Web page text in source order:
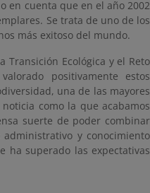
en cuenta que en el año 2002
Se trata de uno de los
más exitoso del mundo.
Transición Ecológica y el Reto
positivamente estos
una de las mayores
como la que acabamos
suerte de poder combinar
y conocimiento
ha superado las expectativas